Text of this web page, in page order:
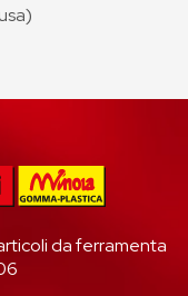
da ferramenta